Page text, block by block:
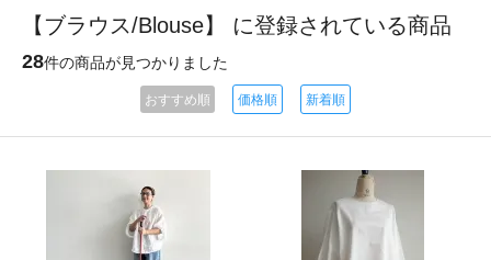
【ブラウス/Blouse】 に登録されている商品
28件の商品が見つかりました
おすすめ順 価格順 新着順